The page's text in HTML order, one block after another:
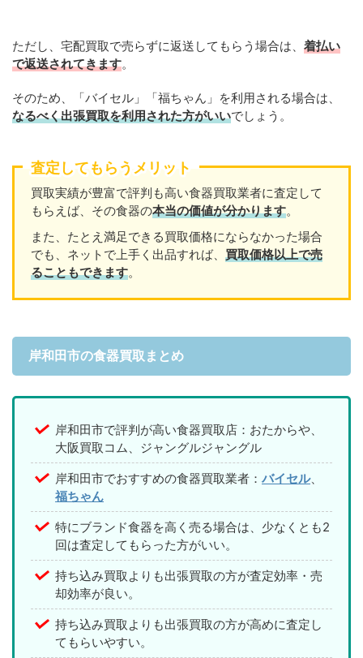
ただし、宅配買取で売らずに返送してもらう場合は、 着払い
で返送されてきます。
そのため、「バイセル」「福ちゃん」を利用される場合は、
なるべく出張買取を利用された方がいいでしょう。
査定してもらうメリット
買取実績が豊富で評判も高い食器買取業者に査定して
もらえば、その食器の本当の価値が分かります。
また、たとえ満足できる買取価格にならなかった場合
でも、ネットで上手く出品すれば、 買取価格以上で売
ることもできます。
岸和田市の食器買取まとめ
岸和田市で評判が高い食器買取店：おたからや、
大阪買取コム、ジャングルジャングル
岸和田市でおすすめの食器買取業者： バイセル、
福ちゃん
特にブランド食器を高く売る場合は、少なくとも2
回は査定してもらった方がいい。
持ち込み買取よりも出張買取の方が査定効率・売
却効率が良い。
持ち込み買取よりも出張買取の方が高めに査定し
てもらいやすい。